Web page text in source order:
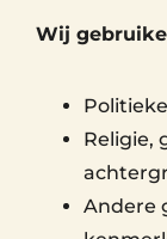
Wij
Religie,
Andere